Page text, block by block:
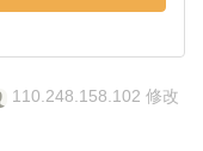
110.248.158.102 修改